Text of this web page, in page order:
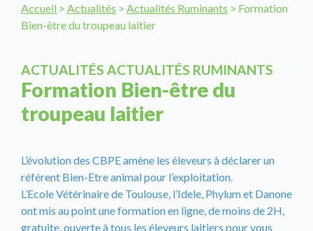
Accueil > Actualités > Actualités Ruminants > Formation
Bien-être du troupeau laitier
ACTUALITÉS ACTUALITÉS RUMINANTS
Formation Bien-être du
troupeau laitier
L’évolution des CBPE amène les éleveurs à déclarer un
référent Bien-Etre animal pour l’exploitation.
L’Ecole Vétérinaire de Toulouse, l’Idele, Phylum et Danone
ont mis au point une formation en ligne, de moins de 2H,
gratuite, ouverte à tous les éleveurs laitiers pour vous